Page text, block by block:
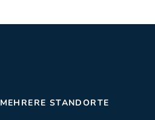
MEHRERE STANDORTE